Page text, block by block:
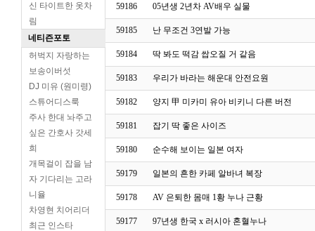
신 타이트한 옷차
림
네티즌포토
허벅지 자랑하는
보송이버섯
DJ 미유 (원미령)
스튜어디스룩
주사 한대 놔주고
싶은 간호사 갓세
희
개목걸이 잡을 남
자 기다리는 고라
니율
차영현 치어리더
최근 인스타
59186 05년생 2년차 AV배우 실물
59185 난 무조건 3연발 가능
59184 딱 봐도 떡감 쌉오질 거 같음
59183 우리가 바라는 해운대 안전요원
59182 양지 甲 미카미 유아 비키니 다른 버전
59181 잡기 딱 좋은 사이즈
59180 순수해 보이는 일본 여자
59179 일본의 흔한 카페 알바녀 복장
59178 AV 은퇴한 몸매 1황 누나 근황
59177 97년생 한국 x 러시아 혼혈누나